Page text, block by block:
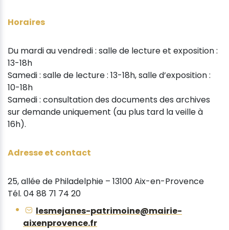
Horaires
Du mardi au vendredi : salle de lecture et exposition :
13-18h
Samedi : salle de lecture : 13-18h, salle d’exposition :
10-18h
Samedi : consultation des documents des archives
sur demande uniquement (au plus tard la veille à
16h).
Adresse et contact
25, allée de Philadelphie – 13100 Aix-en-Provence
Tél. 04 88 71 74 20
lesmejanes-patrimoine@mairie-
aixenprovence.fr